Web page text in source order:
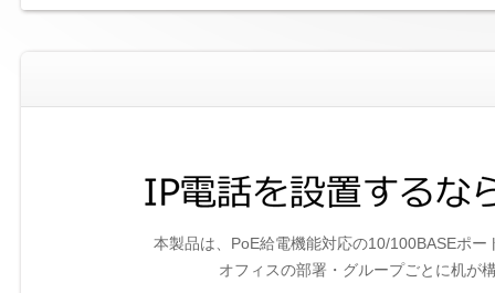
本製品は、PoE給電機能対応の10/100BASEポ
オフィスの部署・グループごとに机が